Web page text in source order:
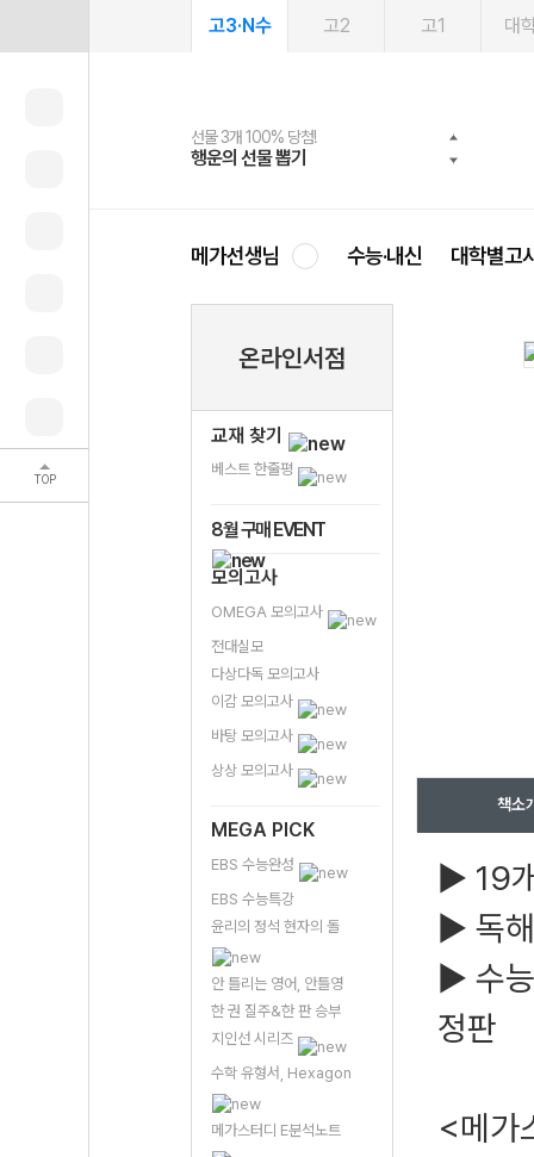
TOP
고3·N수 고2 고1 대
선물 3개 100% 당첨!
행운의 선물 뽑기
선물 100% 증정!
메가스터디 X 올리브
여름방학 스터디 캐시백
메가런 썸머스쿨
2027 러셀 단과
강사 공개선발
스마트러닝앱
설문 EVENT
메가패스
3일 무료 체험권
메가패스 수강생 무료혜택!
메가클럽 멤버십
사회공헌 캠페인
희망이룸 메가나눔
메가선생님 수능·내신 대학별고
온라인서점
교재 찾기
베스트 한줄평
8월 구매 EVENT
모의고사
OMEGA 모의고사
전대실모
다상다독 모의고사
이감 모의고사
바탕 모의고사
상상 모의고사
MEGA PICK
EBS 수능완성
EBS 수능특강
윤리의 정석 현자의 돌
안 틀리는 영어, 안틀영
한 권 질주&한 판 승부
지인선 시리즈
수학 유형서, Hexagon
메가스터디 E분석노트
책소
▶ 19
▶ 독
▶ 수
정판
<메가